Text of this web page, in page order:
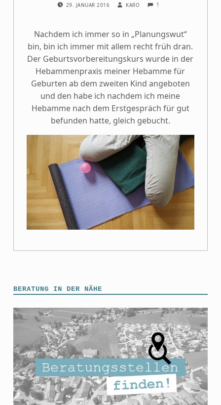
29. JANUAR 2016 KARO 1
Nachdem ich immer so in „Planungswut“
bin, bin ich immer mit allem recht früh dran.
Der Geburtsvorbereitungskurs wurde in der
Hebammenpraxis meiner Hebamme für
Geburten ab dem zweiten Kind angeboten
und den habe ich nachdem ich meine
Hebamme nach dem Erstgespräch für gut
befunden hatte, gleich gebucht.
BERATUNG IN DER NÄHE